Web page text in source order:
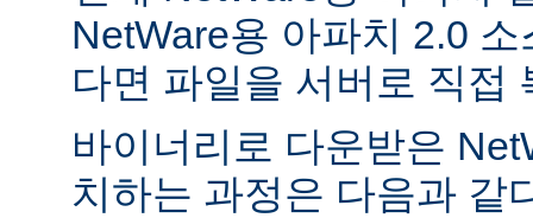
NetWare용 아파치 2.0
다면 파일을 서버로 직접
바이너리로 다운받은
치하는 과정은 다음과 같